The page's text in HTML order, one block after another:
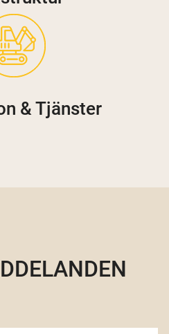
& Tjänster